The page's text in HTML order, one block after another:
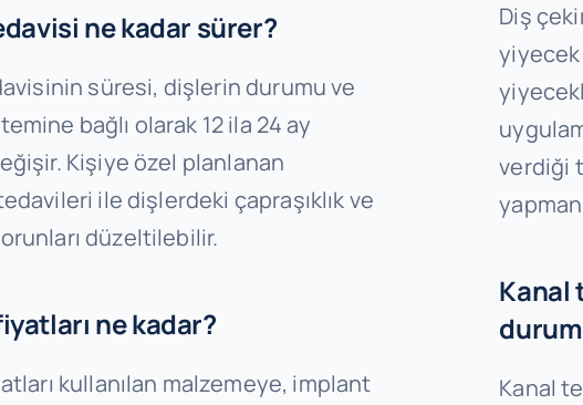
ne kadar sürer?
süresi, dişlerin durumu ve
bağlı olarak 12 ila 24 ay
Kişiye özel planlanan
ile dişlerdeki çapraşıklık ve
düzeltilebilir.
ne kadar?
kullanılan malzemeye, implant
Diş
yiyecek
verdiği
Kanal
Kanal